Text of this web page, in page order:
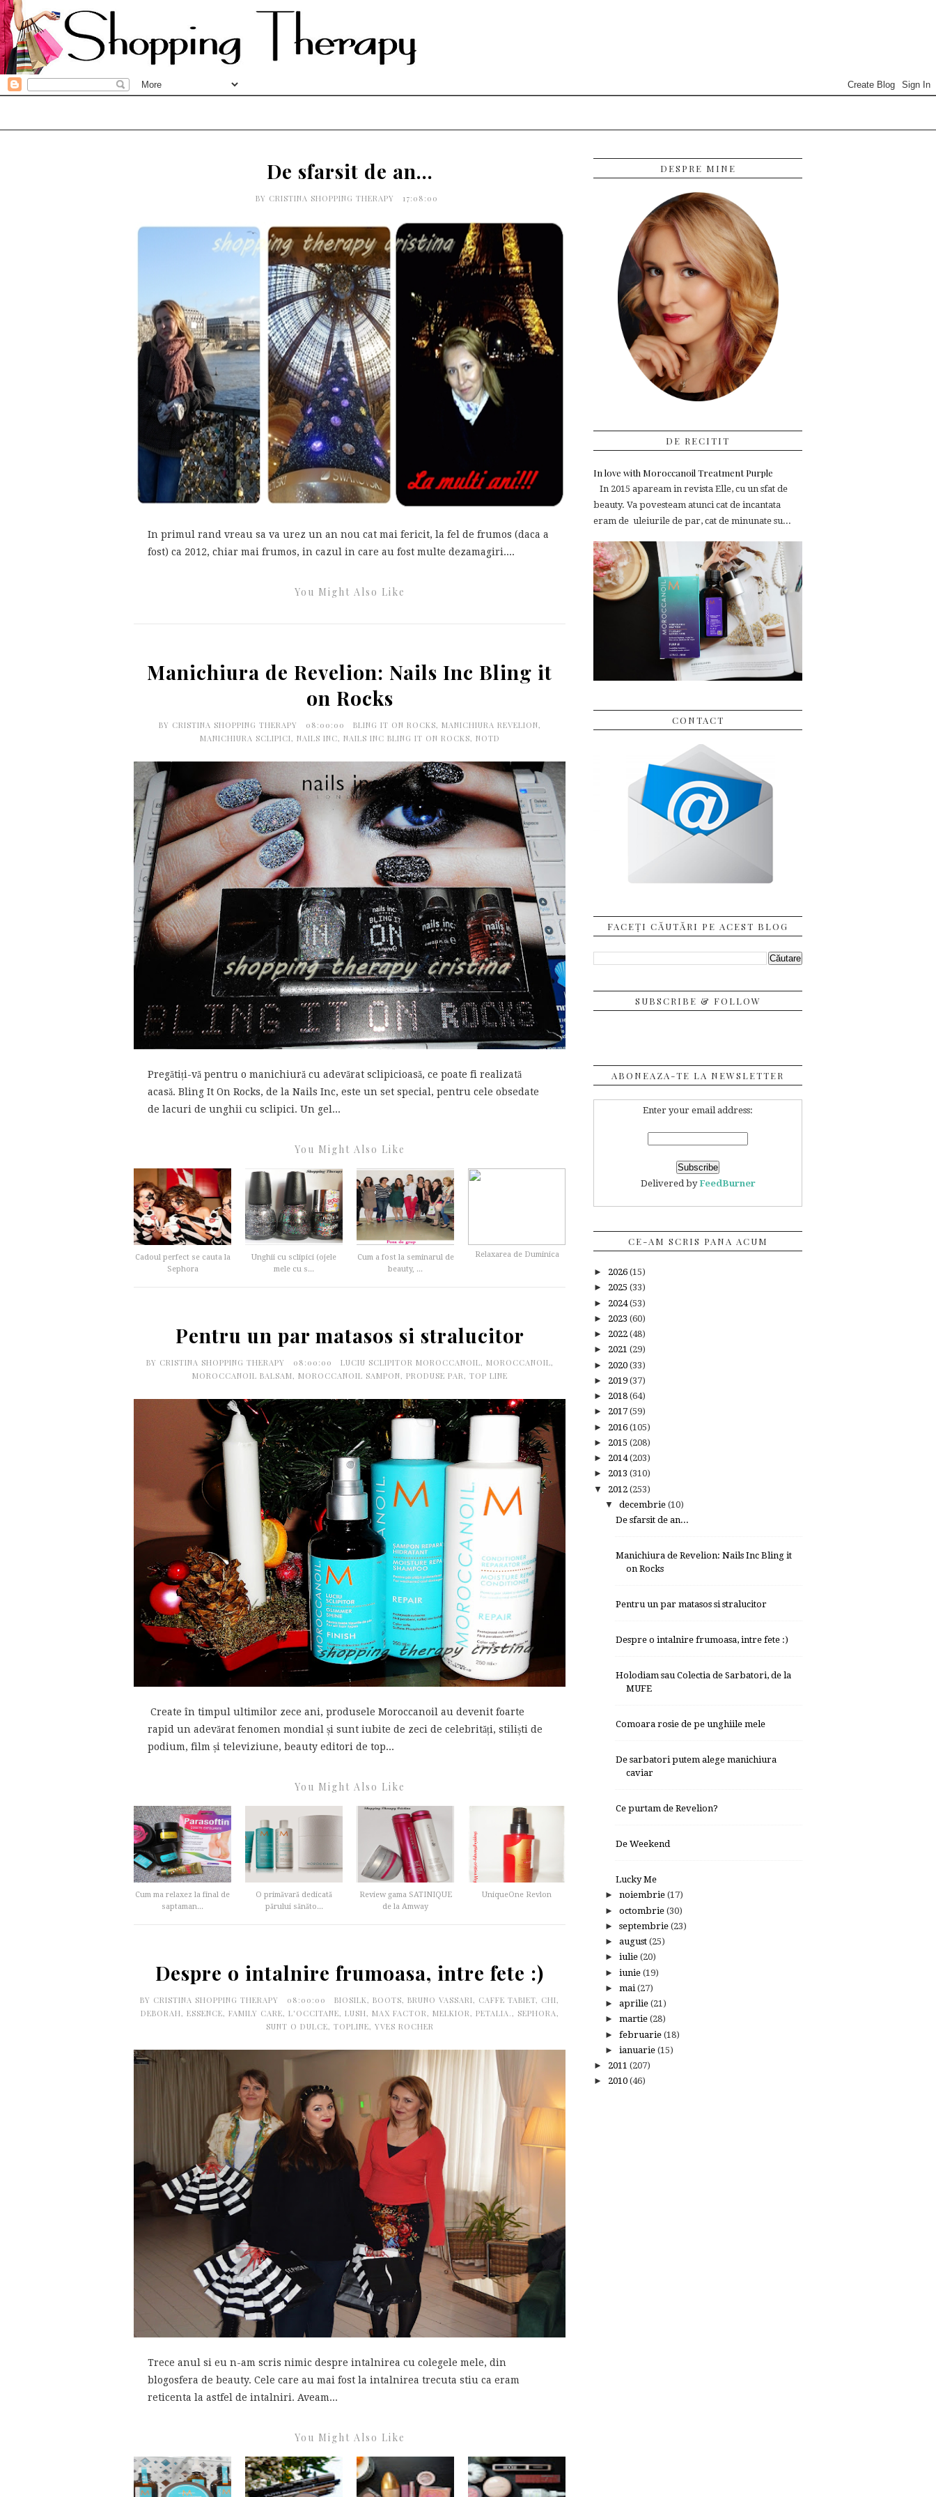
De sfarsit de an...
BY CRISTINA SHOPPING THERAPY 17:08:00
In primul rand vreau sa va urez un an nou cat mai fericit, la fel de frumos (daca a
fost) ca 2012, chiar mai frumos, in cazul in care au fost multe dezamagiri....
You Might Also Like
Manichiura de Revelion: Nails Inc Bling it
on Rocks
BY CRISTINA SHOPPING THERAPY 08:00:00 BLING IT ON ROCKS, MANICHIURA REVELION,
MANICHIURA SCLIPICI, NAILS INC, NAILS INC BLING IT ON ROCKS, NOTD
Pregătiți-vă pentru o manichiură cu adevărat sclipicioasă, ce poate fi realizată
acasă. Bling It On Rocks, de la Nails Inc, este un set special, pentru cele obsedate
de lacuri de unghii cu sclipici. Un gel...
You Might Also Like
Cadoul perfect se cauta la
Sephora
Unghii cu sclipici (ojele
mele cu s...
Cum a fost la seminarul de
beauty, ...
Relaxarea de Duminica
Pentru un par matasos si stralucitor
BY CRISTINA SHOPPING THERAPY 08:00:00 LUCIU SCLIPITOR MOROCCANOIL, MOROCCANOIL,
MOROCCANOIL BALSAM, MOROCCANOIL SAMPON, PRODUSE PAR, TOP LINE
Create în timpul ultimilor zece ani, produsele Moroccanoil au devenit foarte
rapid un adevărat fenomen mondial și sunt iubite de zeci de celebrități, stiliști de
podium, film și televiziune, beauty editori de top...
You Might Also Like
Cum ma relaxez la final de
saptaman...
O primăvară dedicată
părului sănăto...
Review gama SATINIQUE
de la Amway
UniqueOne Revlon
Despre o intalnire frumoasa, intre fete :)
BY CRISTINA SHOPPING THERAPY 08:00:00 BIOSILK, BOOTS, BRUNO VASSARI, CAFFE TABIET, CHI,
DEBORAH, ESSENCE, FAMILY CARE, L'OCCITANE, LUSH, MAX FACTOR, MELKIOR, PETALIA., SEPHORA,
SUNT O DULCE, TOPLINE, YVES ROCHER
Trece anul si eu n-am scris nimic despre intalnirea cu colegele mele, din
blogosfera de beauty. Cele care au mai fost la intalnirea trecuta stiu ca eram
reticenta la astfel de intalniri. Aveam...
You Might Also Like
DESPRE MINE
DE RECITIT
In love with Moroccanoil Treatment Purple
In 2015 apaream in revista Elle, cu un sfat de
beauty. Va povesteam atunci cat de incantata
eram de uleiurile de par, cat de minunate su...
CONTACT
FACEȚI CĂUTĂRI PE ACEST BLOG
SUBSCRIBE & FOLLOW
ABONEAZA-TE LA NEWSLETTER
Enter your email address:
Delivered byFeedBurner
CE-AM SCRIS PANA ACUM
► 2026 (15)
► 2025 (33)
► 2024(53)
► 2023 (60)
► 2022 (48)
► 2021 (29)
► 2020 (33)
► 2019 (37)
► 2018 (64)
► 2017 (59)
► 2016 (105)
► 2015 (208)
► 2014(203)
► 2013 (310)
▼ 2012 (253)
▼ decembrie (10)
De sfarsit de an...
Manichiura de Revelion: Nails Inc Bling it
on Rocks
Pentru un par matasos si stralucitor
Despre o intalnire frumoasa, intre fete :)
Holodiam sau Colectia de Sarbatori, de la
MUFE
Comoara rosie de pe unghiile mele
De sarbatori putem alege manichiura
caviar
Ce purtam de Revelion?
De Weekend
Lucky Me
► noiembrie (17)
► octombrie (30)
► septembrie (23)
► august (25)
► iulie (20)
► iunie (19)
► mai (27)
► aprilie (21)
► martie (28)
► februarie (18)
► ianuarie (15)
► 2011 (207)
► 2010 (46)